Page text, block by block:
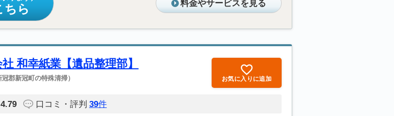
ちら 料金やサービスを見る
和幸紙業【遺品整理部】
冠郡新冠町の特殊清掃） お気に入りに追加
4.79 口コミ・評判 39件